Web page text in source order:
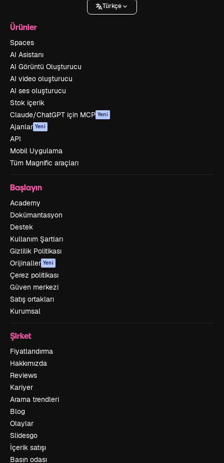
Türkçe
Ürünler
Spaces
AI Asistanı
AI Görüntü Oluşturucu
AI video oluşturucu
AI ses oluşturucu
Stok içerik
Claude/ChatGPT için MCP Yeni
Ajanlar Yeni
API
Mobil Uygulama
Tüm Magnific araçları
Başlayın
Academy
Dokümantasyon
Destek
Kullanım Şartları
Gizlilik Politikası
Orijinaller Yeni
Çerez politikası
Güven merkezi
Satış ortakları
Kurumsal
Şirket
Fiyatlandırma
Hakkımızda
Reviews
Kariyer
Arama trendleri
Blog
Olaylar
Slidesgo
İçerik satışı
Basın odası